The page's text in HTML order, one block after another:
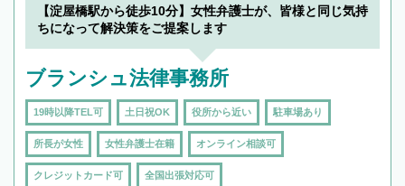
【淀屋橋駅から徒歩10分】女性弁護士が、皆様と同じ気持
ちになって解決策をご提案します
ブランシュ法律事務所
19時以降TEL可 土日祝OK 役所から近い 駐車場あり
所長が女性 女性弁護士在籍 オンライン相談可
クレジットカード可 全国出張対応可